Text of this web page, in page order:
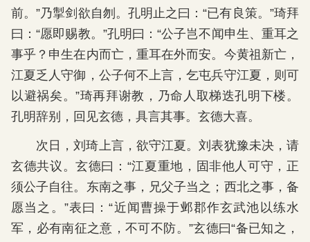
前。”乃掣剑欲自刎。孔明止之曰：“已有良策。”琦拜
曰：“愿即赐教。”孔明曰：“公子岂不闻申生、重耳之
事乎？申生在内而亡，重耳在外而安。今黄祖新亡，
江夏乏人守御，公子何不上言，乞屯兵守江夏，则可
以避祸矣。”琦再拜谢教，乃命人取梯迭孔明下楼。
孔明辞别，回见玄德，具言其事。玄德大喜。
次日，刘琦上言，欲守江夏。刘表犹豫未决，请
玄德共议。玄德曰：“江夏重地，固非他人可守，正
须公子自往。东南之事，兄父子当之；西北之事，备
愿当之。”表曰：“近闻曹操于邺郡作玄武池以练水
军，必有南征之意，不可不防。”玄德曰“备已知之，